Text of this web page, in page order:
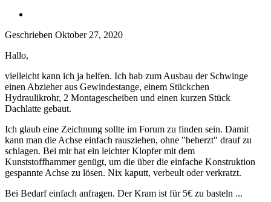
Geschrieben Oktober 27, 2020
Hallo,
vielleicht kann ich ja helfen. Ich hab zum Ausbau der Schwinge
einen Abzieher aus Gewindestange, einem Stückchen
Hydraulikrohr, 2 Montagescheiben und einen kurzen Stück
Dachlatte gebaut.
Ich glaub eine Zeichnung sollte im Forum zu finden sein. Damit
kann man die Achse einfach rausziehen, ohne "beherzt" drauf zu
schlagen. Bei mir hat ein leichter Klopfer mit dem
Kunststoffhammer genügt, um die über die einfache Konstruktion
gespannte Achse zu lösen. Nix kaputt, verbeult oder verkratzt.
Bei Bedarf einfach anfragen. Der Kram ist für 5€ zu basteln ...